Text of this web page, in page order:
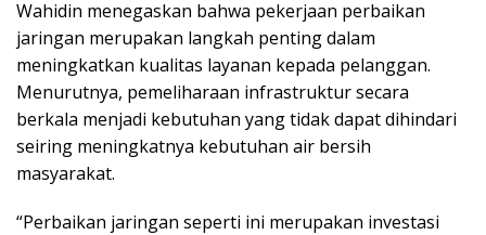
Wahidin menegaskan bahwa pekerjaan perbaikan
jaringan merupakan langkah penting dalam
meningkatkan kualitas layanan kepada pelanggan.
Menurutnya, pemeliharaan infrastruktur secara
berkala menjadi kebutuhan yang tidak dapat dihindari
seiring meningkatnya kebutuhan air bersih
masyarakat.
“Perbaikan jaringan seperti ini merupakan investasi